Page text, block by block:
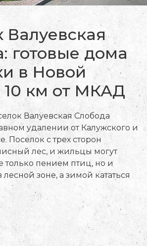
Валуевская
готовые дома
в Новой
10 км от МКАД
Валуевская Слобода
удалении от Калужского и
Поселок с трех сторон
лес, и жильцы могут
только пением птиц, но и
лесной зоне, а зимой кататься